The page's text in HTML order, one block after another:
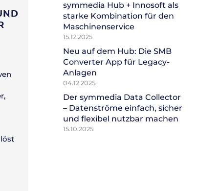
symmedia Hub + Innosoft als
starke Kombination für den
Maschinenservice
15.12.2025
Neu auf dem Hub: Die SMB
Converter App für Legacy-
Anlagen
04.12.2025
Der symmedia Data Collector
– Datenströme einfach, sicher
und flexibel nutzbar machen
15.10.2025